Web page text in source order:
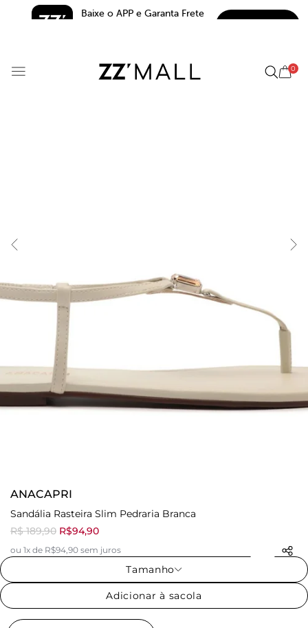
Baixe o APP e Garanta Frete
0
ANACAPRI
Sandália Rasteira Slim Pedraria Branca
R$ 189,90 R$94,90
ou 1x de R$94,90 sem juros
Tamanho
Adicionar à sacola